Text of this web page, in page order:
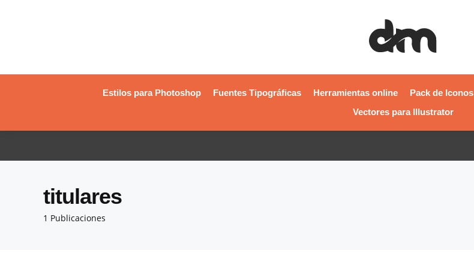
Estilos para Photoshop Fuentes Tipográficas Herramientas online Pack de Iconos
Vectores para Illustrator
1 Publicaciones
titulares